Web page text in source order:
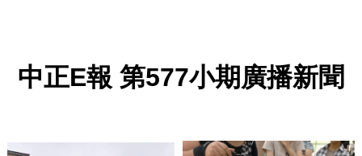
中正E報 第577小期廣播新聞